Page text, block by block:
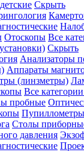
Скрыть
Отоскопы Все
Скрыть
Анализаторы
Аппараты
(линзметры)
Все категории
пробные
Пупиллометры
Столы
давления